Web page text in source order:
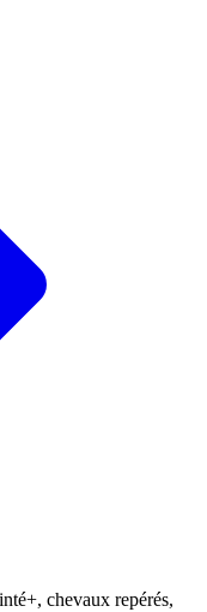
chevaux repérés,